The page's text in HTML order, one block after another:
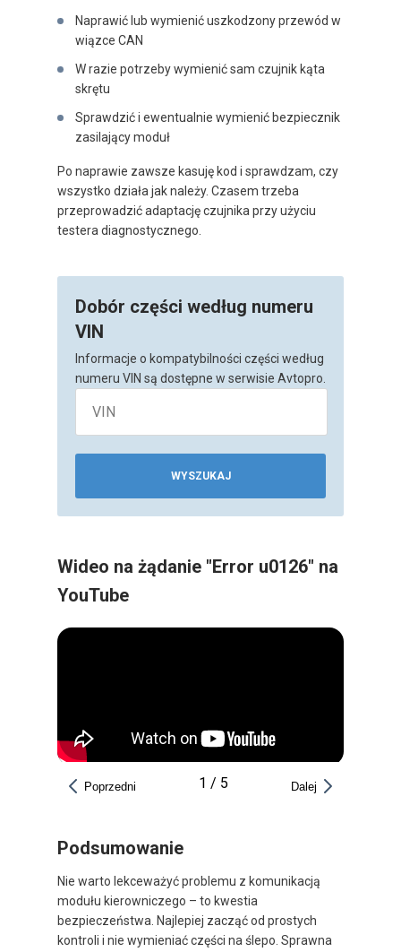
Naprawić lub wymienić uszkodzony przewód w
wiązce CAN
W razie potrzeby wymienić sam czujnik kąta
skrętu
Sprawdzić i ewentualnie wymienić bezpiecznik
zasilający moduł
Po naprawie zawsze kasuję kod i sprawdzam, czy
wszystko działa jak należy. Czasem trzeba
przeprowadzić adaptację czujnika przy użyciu
testera diagnostycznego.
Dobór części według numeru
VIN
Informacje o kompatybilności części według
numeru VIN są dostępne w serwisie Avtopro.
WYSZUKAJ
Wideo na żądanie "Error u0126" na
YouTube
Poprzedni 1 / 5 Dalej
Podsumowanie
Nie warto lekceważyć problemu z komunikacją
modułu kierowniczego – to kwestia
bezpieczeństwa. Najlepiej zacząć od prostych
kontroli i nie wymieniać części na ślepo. Sprawna